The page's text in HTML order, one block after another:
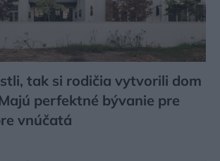
tak si rodičia vytvorili dom
perfektné bývanie pre
vnúčatá